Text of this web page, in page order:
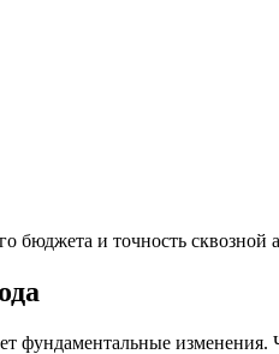
бюджета и точность сквозной
изменения.